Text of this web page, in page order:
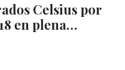
Celsius por
en plena…